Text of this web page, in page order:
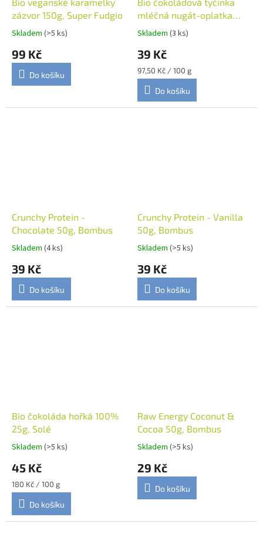
zázvor 150g, Super Fudgio
Skladem (>5 ks)
99 Kč
Do košíku
mléčná nugát-oplatka
40g, Vivani
Skladem (3 ks)
39 Kč
Měrná
cena:
97,50 Kč / 100 g
Do košíku
Crunchy Protein -
Chocolate 50g, Bombus
Skladem (4 ks)
39 Kč
Do košíku
Crunchy Protein - Vanilla
50g, Bombus
Skladem (>5 ks)
39 Kč
Do košíku
Bio čokoláda hořká 100%
25g, Solé
Skladem (>5 ks)
45 Kč
Měrná
cena:
180 Kč / 100 g
Do košíku
Raw Energy Coconut &
Cocoa 50g, Bombus
Skladem (>5 ks)
29 Kč
Do košíku